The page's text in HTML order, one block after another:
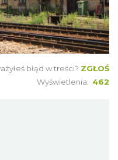
błąd w treści? ZGŁOŚ
Wyświetlenia: 462